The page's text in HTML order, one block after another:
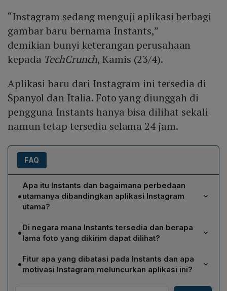
“Instagram sedang menguji aplikasi berbagi
gambar baru bernama Instants,”
demikian bunyi keterangan perusahaan
kepada TechCrunch, Kamis (23/4).
Aplikasi baru dari Instagram ini tersedia di
Spanyol dan Italia. Foto yang diunggah di
pengguna Instants hanya bisa dilihat sekali
namun tetap tersedia selama 24 jam.
FAQ
•
Apa itu Instants dan bagaimana perbedaan
utamanya dibandingkan aplikasi Instagram
utama?
Instants adalah aplikasi baru yang sedang diuji coba
oleh Instagram, dirancang untuk berbagi gambar
secara instan dengan aturan sederhana: ambil foto,
kirim, dan biarkan foto menghilang. Berbeda dengan
Instagram yang menonjolkan filter estetis, galeri yang
•Di negara mana Instants tersedia dan berapa
lama foto yang dikirim dapat dilihat?
Instants saat ini hanya tersedia di Spanyol dan Italia.
Foto yang diunggah melalui Instants dapat dilihat oleh
penerima satu kali saja, namun tetap tersimpan selama
•Fitur apa yang dibatasi pada Instants dan apa
motivasi Instagram meluncurkan aplikasi ini?
Instants membatasi unggahan hanya dari kamera